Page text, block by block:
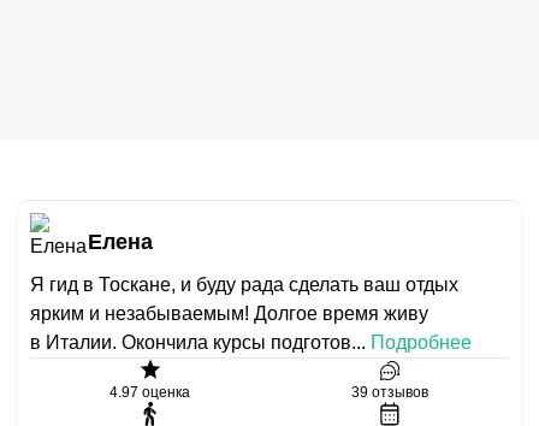
Елена
Я гид в Тоскане, и буду рада сделать ваш отдых
ярким и незабываемым! Долгое время живу
в Италии. Окончила курсы подготов... Подробнее
4.97 оценка 39 отзывов